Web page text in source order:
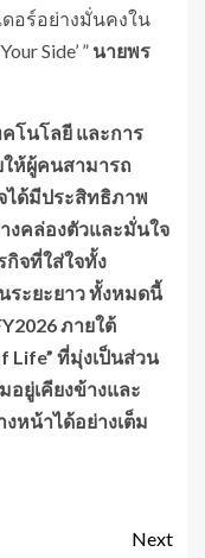
ดอร์อย่างมั่นคงใน
Side’ ” นายพร
โนโลยี และการ
ให้ผู้คนสามารถ
ได้มีประสิทธิภาพ
งคล่องตัวและมั่นใจ
จที่ใส่ใจทั้ง
ะยะยาว ทั้งหมดนี้
ภายใต้
Life” ที่มุ่งเป็นส่วน
ยู่เคียงข้างและ
หน้าได้อย่างเต็ม
Next